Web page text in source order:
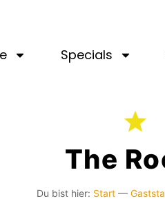
Specials
The
Du bist hier: Start —